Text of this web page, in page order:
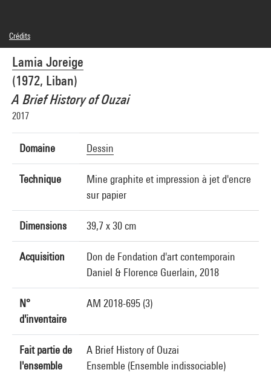
Lamia Joreige
(1972, Liban)
A Brief History of Ouzai
2017
Domaine Dessin
Technique
Mine graphite et impression à jet d'encre
sur papier
Dimensions 39,7 x 30 cm
Acquisition
Don de Fondation d'art contemporain
Daniel & Florence Guerlain, 2018
N°
d'inventaire
AM 2018-695 (3)
Fait partie de
l'ensemble
A Brief History of Ouzai
Ensemble (Ensemble indissociable)
Crédits
© Lamia Joreige
Crédit photographique : Centre Pompidou, MNAM-CCI/Audrey Laurans/Dist.
GrandPalaisRmn
Réf. image : 4N89318
Diffusion image :GrandPalaisRmnPhoto